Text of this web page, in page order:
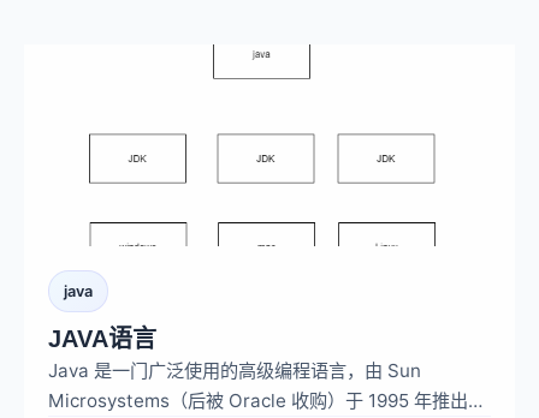
java
JAVA语言
Java 是一门广泛使用的高级编程语言，由 Sun
Microsystems（后被 Oracle 收购）于 1995 年推出，